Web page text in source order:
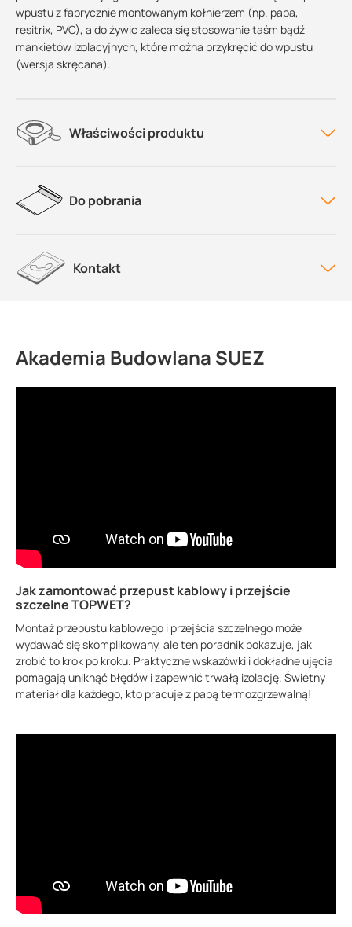
wpustu z fabrycznie montowanym kołnierzem (np. papa,
resitrix, PVC), a do żywic zaleca się stosowanie taśm bądź
mankietów izolacyjnych, które można przykręcić do wpustu
(wersja skręcana).
Właściwości produktu
Do pobrania
Kontakt
Akademia Budowlana SUEZ
Jak zamontować przepust kablowy i przejście
szczelne TOPWET?
Montaż przepustu kablowego i przejścia szczelnego może
wydawać się skomplikowany, ale ten poradnik pokazuje, jak
zrobić to krok po kroku. Praktyczne wskazówki i dokładne ujęcia
pomagają uniknąć błędów i zapewnić trwałą izolację. Świetny
materiał dla każdego, kto pracuje z papą termozgrzewalną!